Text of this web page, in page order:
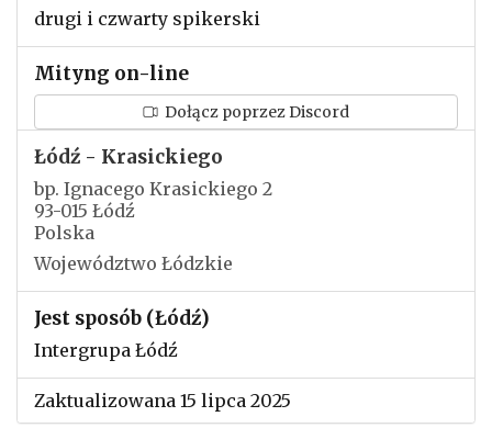
drugi i czwarty spikerski
Mityng on-line
Dołącz poprzez Discord
Łódź - Krasickiego
bp. Ignacego Krasickiego 2
93-015 Łódź
Polska
Województwo Łódzkie
Jest sposób (Łódź)
Intergrupa Łódź
Zaktualizowana 15 lipca 2025